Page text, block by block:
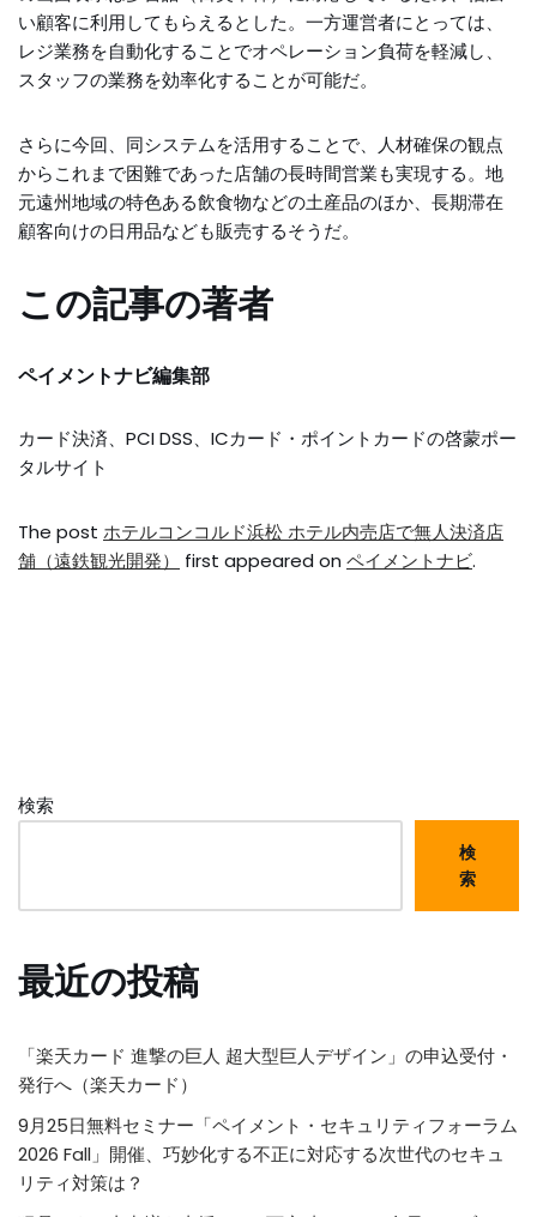
い顧客に利用してもらえるとした。一方運営者にとっては、
レジ業務を自動化することでオペレーション負荷を軽減し、
スタッフの業務を効率化することが可能だ。
さらに今回、同システムを活用することで、人材確保の観点
からこれまで困難であった店舗の長時間営業も実現する。地
元遠州地域の特色ある飲食物などの土産品のほか、長期滞在
顧客向けの日用品なども販売するそうだ。
この記事の著者
ペイメントナビ編集部
カード決済、PCI DSS、ICカード・ポイントカードの啓蒙ポー
タルサイト
The post ホテルコンコルド浜松 ホテル内売店で無人決済店
舗（遠鉄観光開発）
first appeared on ペイメントナビ.
検索
検
索
最近の投稿
「楽天カード 進撃の巨人 超大型巨人デザイン」の申込受付・
発行へ（楽天カード）
9月25日無料セミナー「ペイメント・セキュリティフォーラム
2026 Fall」開催、巧妙化する不正に対応する次世代のセキュ
リティ対策は？